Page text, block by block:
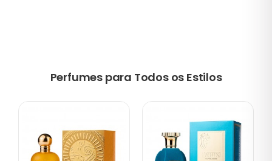
Perfumes para Todos os Estilos